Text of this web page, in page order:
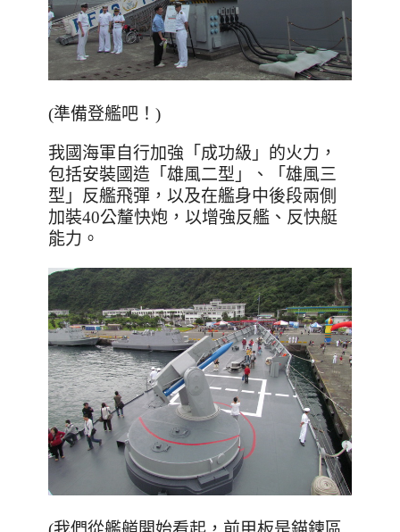
(準備登艦吧！)
我國海軍自行加強「成功級」的火力，
包括安裝國造「雄風二型」、「雄風三
型」反艦飛彈，以及在艦身中後段兩側
加裝40公釐快炮，以增強反艦、反快艇
能力。